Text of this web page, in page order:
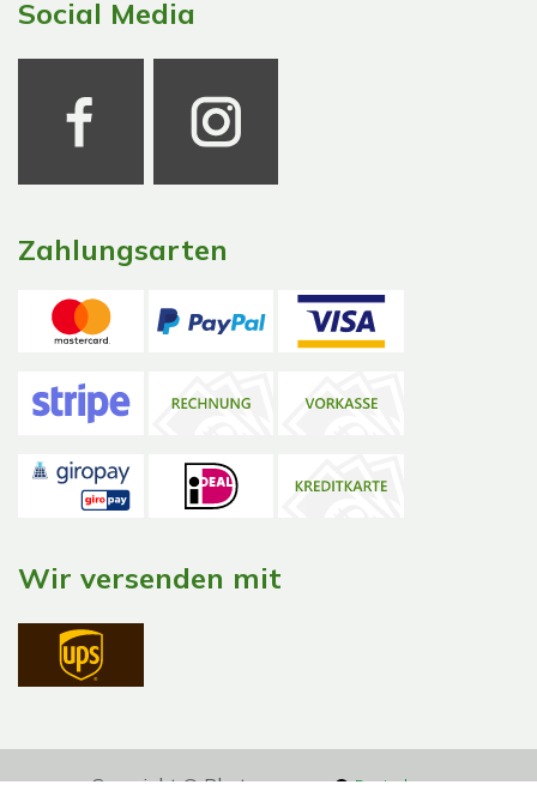
Social Media
Zahlungsarten
Wir versenden mit
Copyright © Phytocomm Deutsch